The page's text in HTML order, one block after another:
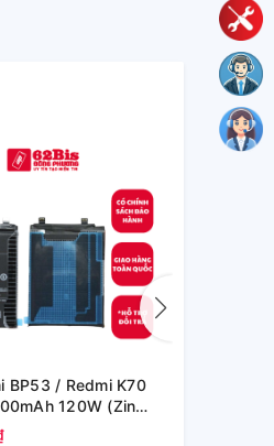
BP53 / Redmi K70
120W (Zin